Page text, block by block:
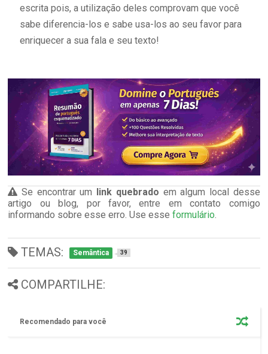
escrita pois, a utilização deles comprovam que você
sabe diferencia-los e sabe usa-los ao seu favor para
enriquecer a sua fala e seu texto!
Se encontrar um link quebrado em algum local desse
artigo ou blog, por favor, entre em contato comigo
informando sobre esse erro. Use esseformulário.
TEMAS: Semântica 39
COMPARTILHE:
Recomendado para você